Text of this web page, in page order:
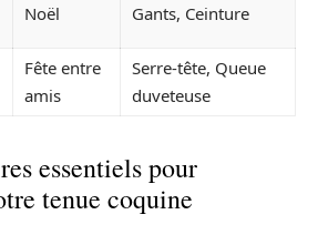
Noël Gants, Ceinture
Fête entre
amis
Serre-tête, Queue
duveteuse
essentiels pour
tenue coquine